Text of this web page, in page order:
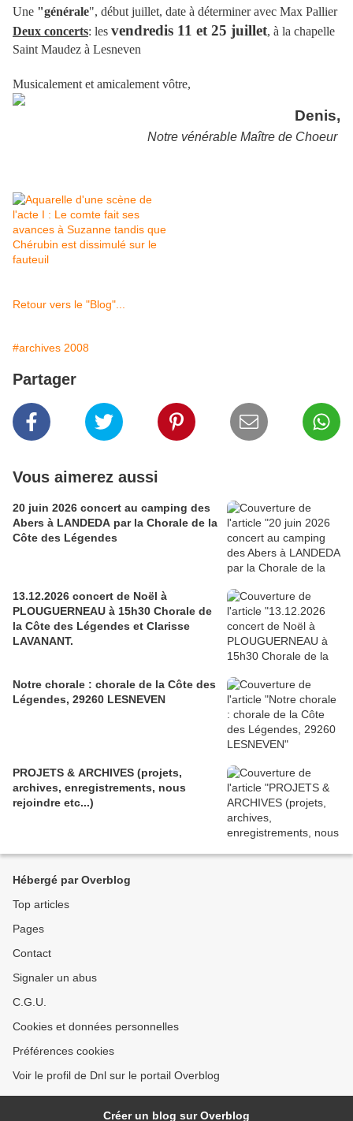
Une "générale", début juillet, date à déterminer avec Max Pallier
Deux concerts: les vendredis 11 et 25 juillet, à la chapelle
Saint Maudez à Lesneven
Musicalement et amicalement vôtre,
Denis,
Notre vénérable Maître de Choeur
Retour vers le "Blog"...
#archives 2008
Partager
Vous aimerez aussi
20 juin 2026 concert au camping des
Abers à LANDEDA par la Chorale de la
Côte des Légendes
13.12.2026 concert de Noël à
PLOUGUERNEAU à 15h30 Chorale de
la Côte des Légendes et Clarisse
LAVANANT.
Notre chorale : chorale de la Côte des
Légendes, 29260 LESNEVEN
PROJETS & ARCHIVES (projets,
archives, enregistrements, nous
rejoindre etc...)
Hébergé par Overblog
Top articles
Pages
Contact
Signaler un abus
C.G.U.
Cookies et données personnelles
Préférences cookies
Voir le profil de Dnl sur le portail Overblog
Créer un blog sur Overblog